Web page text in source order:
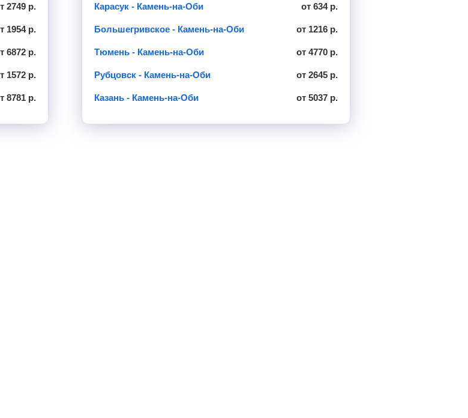
2749 р.
1954 р.
6872 р.
1572 р.
8781 р.
Карасук - Камень-на-Оби от 634 р.
Большегривское - Камень-на-Оби от 1216 р.
Тюмень - Камень-на-Оби от 4770 р.
Рубцовск - Камень-на-Оби от 2645 р.
Казань - Камень-на-Оби от 5037 р.